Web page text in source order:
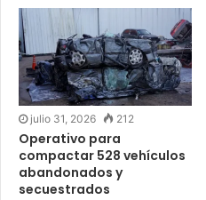
julio 31, 2026 212
Operativo para
compactar 528 vehículos
abandonados y
secuestrados